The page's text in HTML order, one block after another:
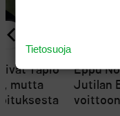
Eppu
Jutilan
voittoon
Tapio
mutta
Tietosuoja